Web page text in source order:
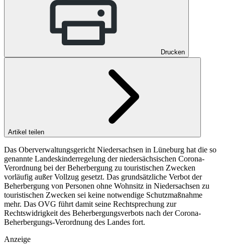
Drucken
Artikel teilen
Das Oberverwaltungsgericht Niedersachsen in Lüneburg hat die so
genannte Landeskinderregelung der niedersächsischen Corona-
Verordnung bei der Beherbergung zu touristischen Zwecken
vorläufig außer Vollzug gesetzt. Das grundsätzliche Verbot der
Beherbergung von Personen ohne Wohnsitz in Niedersachsen zu
touristischen Zwecken sei keine notwendige Schutzmaßnahme
mehr. Das OVG führt damit seine Rechtsprechung zur
Rechtswidrigkeit des Beherbergungsverbots nach der Corona-
Beherbergungs-Verordnung des Landes fort.
Anzeige